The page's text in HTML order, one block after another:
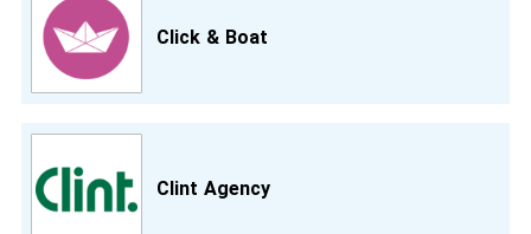
Click & Boat
Clint Agency